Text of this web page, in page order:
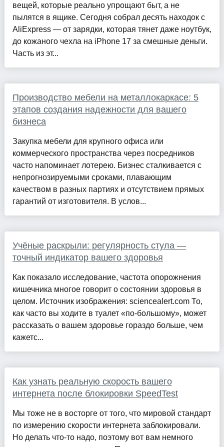
вещей, которые реально упрощают быт, а не
пылятся в ящике. Сегодня собрал десять находок с
AliExpress — от зарядки, которая тянет даже ноутбук,
до кожаного чехла на iPhone 17 за смешные деньги.
Часть из эт...
Производство мебели на металлокаркасе: 5
этапов создания надежности для вашего
бизнеса
Закупка мебели для крупного офиса или
коммерческого пространства через посредников
часто напоминает лотерею. Бизнес сталкивается с
непрогнозируемыми сроками, плавающим
качеством в разных партиях и отсутствием прямых
гарантий от изготовителя. В услов...
Учёные раскрыли: регулярность стула —
точный индикатор вашего здоровья
Как показало исследование, частота опорожнения
кишечника многое говорит о состоянии здоровья в
целом. Источник изображения: sciencealert.com То,
как часто вы ходите в туалет «по-большому», может
рассказать о вашем здоровье гораздо больше, чем
кажетс...
Как узнать реальную скорость вашего
интернета после блокировки SpeedTest
Мы тоже не в восторге от того, что мировой стандарт
по измерению скорости интернета заблокировали.
Но делать что-то надо, поэтому вот вам немного